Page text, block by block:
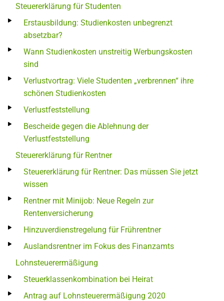
Steuererklärung für Studenten
Erstausbildung: Studienkosten unbegrenzt
absetzbar?
Wann Studienkosten unstreitig Werbungskosten
sind
Verlustvortrag: Viele Studenten „verbrennen“ ihre
schönen Studienkosten
Verlustfeststellung
Bescheide gegen die Ablehnung der
Verlustfeststellung
Steuererklärung für Rentner
Steuererklärung für Rentner: Das müssen Sie jetzt
wissen
Rentner mit Minijob: Neue Regeln zur
Rentenversicherung
Hinzuverdienstregelung für Frührentner
Auslandsrentner im Fokus des Finanzamts
Lohnsteuerermäßigung
Steuerklassenkombination bei Heirat
Antrag auf Lohnsteuerermäßigung 2020